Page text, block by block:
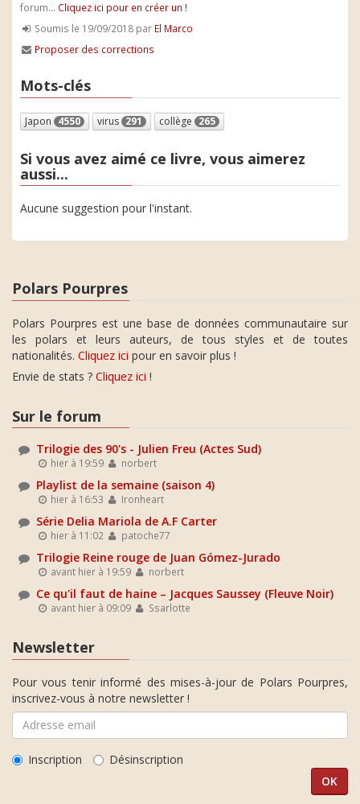
forum... Cliquez ici pour en créer un !
Soumis le 19/09/2018 par El Marco
Proposer des corrections
Mots-clés
Japon 4550 virus 291 collège 265
Si vous avez aimé ce livre, vous aimerez
aussi...
Aucune suggestion pour l'instant.
Polars Pourpres
Polars Pourpres est une base de données communautaire sur
les polars et leurs auteurs, de tous styles et de toutes
nationalités. Cliquez ici pour en savoir plus !
Envie de stats ? Cliquez ici !
Sur le forum
Trilogie des 90's - Julien Freu (Actes Sud)
hier à 19:59 norbert
Playlist de la semaine (saison 4)
hier à 16:53 Ironheart
Série Delia Mariola de A.F Carter
hier à 11:02 patoche77
Trilogie Reine rouge de Juan Gómez-Jurado
avant hier à 19:59 norbert
Ce qu'il faut de haine – Jacques Saussey (Fleuve Noir)
avant hier à 09:09 Ssarlotte
Newsletter
Pour vous tenir informé des mises-à-jour de Polars Pourpres,
inscrivez-vous à notre newsletter !
Inscription Désinscription